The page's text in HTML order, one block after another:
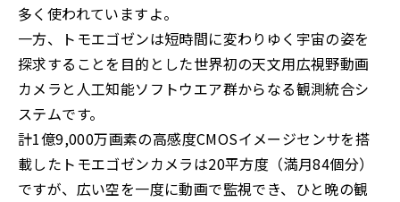
多く使われていますよ。
一方、トモエゴゼンは短時間に変わりゆく宇宙の姿を
探求することを目的とした世界初の天文用広視野動画
カメラと人工知能ソフトウエア群からなる観測統合シ
ステムです。
計1億9,000万画素の高感度CMOSイメージセンサを搭
載したトモエゴゼンカメラは20平方度（満月84個分）
ですが、広い空を一度に動画で監視でき、ひと晩の観